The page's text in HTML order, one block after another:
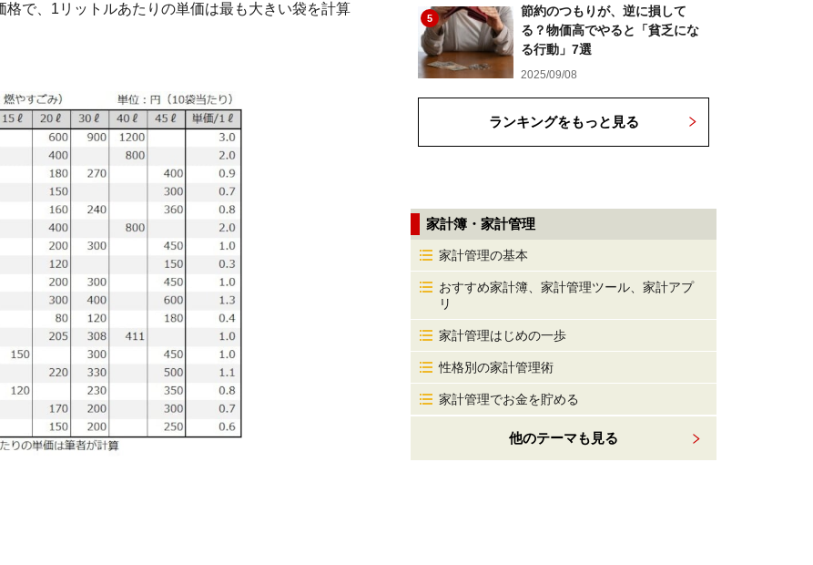
で、1リットルあたりの単価は最も大きい袋を計算
5
節約のつもりが、逆に損して
る？物価高でやると「貧乏にな
る行動」7選
2025/09/08
ランキングをもっと見る
家計簿・家計管理
家計管理の基本
おすすめ家計簿、家計管理ツール、家計アプ
リ
家計管理はじめの一歩
性格別の家計管理術
家計管理でお金を貯める
他のテーマも見る